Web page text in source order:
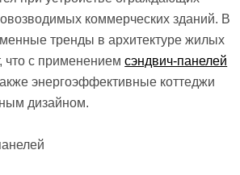
коммерческих зданий. В
тренды в архитектуре жилых
что с применениемсэндвич-панелей
энергоэффективные коттеджи
дизайном.